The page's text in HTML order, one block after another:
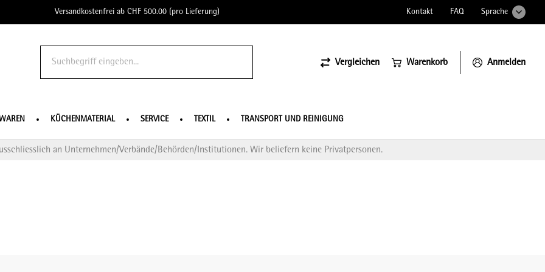
Versandkostenfrei ab CHF 500.00 (pro Lieferung) Kontakt FAQ Sprache
Vergleichen Warenkorb Anmelden
KÜCHENMATERIAL SERVICE TEXTIL TRANSPORT UND REINIGUNG
an Unternehmen/Verbände/Behörden/Institutionen. Wir beliefern keine Privatpersonen.